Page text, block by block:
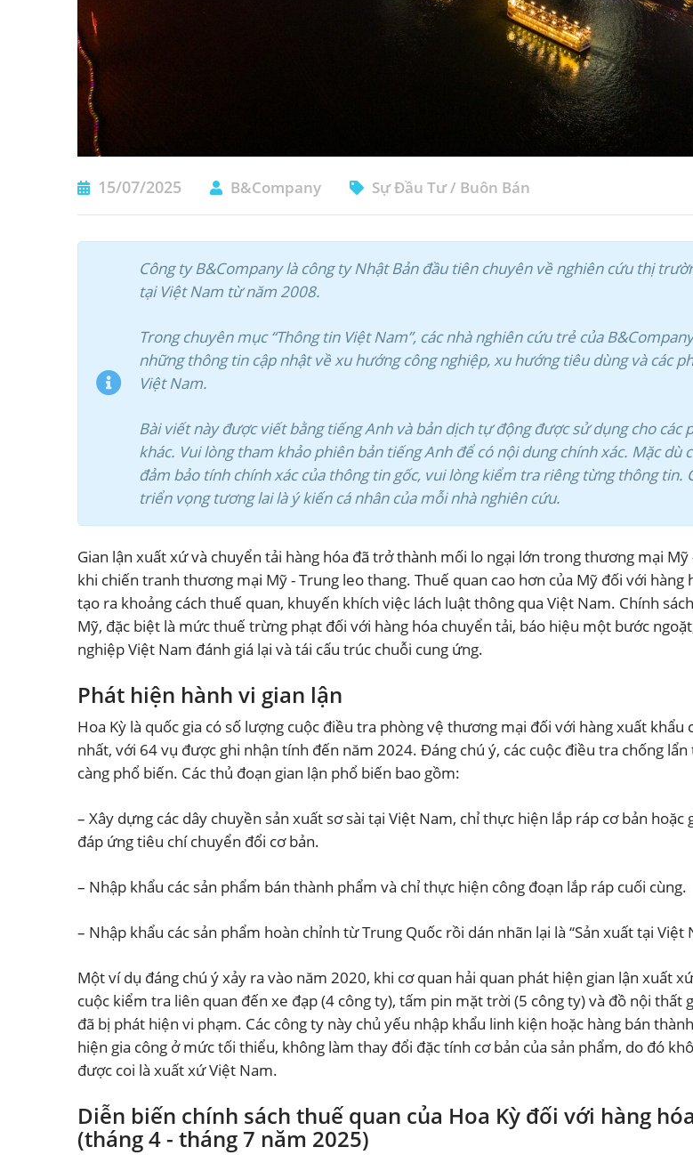
15/07/2025 B&Company Sự Đầu Tư/ Buôn Bán
Công ty B&Company là công ty Nhật Bản đầu tiên chuyên về nghiên cứu thị
tại Việt Nam từ năm 2008.
Trong chuyên mục “Thông tin Việt Nam”, các nhà nghiên cứu trẻ của
những thông tin cập nhật về xu hướng công nghiệp, xu hướng tiêu dùng và các
Việt Nam.
Bài viết này được viết bằng tiếng Anh và bản dịch tự động được sử dụng cho các
khác. Vui lòng tham khảo phiên bản tiếng Anh để có nội dung chính xác. Mặc dù
đảm bảo tính chính xác của thông tin gốc, vui lòng kiểm tra riêng từng thông tin.
triển vọng tương lai là ý kiến cá nhân của mỗi nhà nghiên cứu.
Gian lận xuất xứ và chuyển tải hàng hóa đã trở thành mối lo ngại lớn trong thương mại Mỹ
khi chiến tranh thương mại Mỹ - Trung leo thang. Thuế quan cao hơn của Mỹ đối với hàng
tạo ra khoảng cách thuế quan, khuyến khích việc lách luật thông qua Việt Nam. Chính
Mỹ, đặc biệt là mức thuế trừng phạt đối với hàng hóa chuyển tải, báo hiệu một bước
nghiệp Việt Nam đánh giá lại và tái cấu trúc chuỗi cung ứng.
Phát hiện hành vi gian lận
Hoa Kỳ là quốc gia có số lượng cuộc điều tra phòng vệ thương mại đối với hàng xuất khẩu
nhất, với 64 vụ được ghi nhận tính đến năm 2024. Đáng chú ý, các cuộc điều tra chống
càng phổ biến. Các thủ đoạn gian lận phổ biến bao gồm:
– Xây dựng các dây chuyền sản xuất sơ sài tại Việt Nam, chỉ thực hiện lắp ráp cơ bản hoặc
đáp ứng tiêu chí chuyển đổi cơ bản.
– Nhập khẩu các sản phẩm bán thành phẩm và chỉ thực hiện công đoạn lắp ráp cuối cùng.
– Nhập khẩu các sản phẩm hoàn chỉnh từ Trung Quốc rồi dán nhãn lại là “Sản xuất tại Việt
Một ví dụ đáng chú ý xảy ra vào năm 2020, khi cơ quan hải quan phát hiện gian lận xuất
cuộc kiểm tra liên quan đến xe đạp (4 công ty), tấm pin mặt trời (5 công ty) và đồ nội thất
đã bị phát hiện vi phạm. Các công ty này chủ yếu nhập khẩu linh kiện hoặc hàng bán
hiện gia công ở mức tối thiểu, không làm thay đổi đặc tính cơ bản của sản phẩm, do đó
được coi là xuất xứ Việt Nam.
Diễn biến chính sách thuế quan của Hoa Kỳ đối với hàng
(tháng 4 - tháng 7 năm 2025)